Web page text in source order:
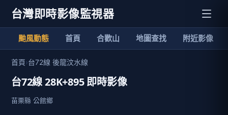
台灣即時影像監視器
颱風動態 首頁 合歡山 地圖查找 附近影像
首頁›台72線 後龍汶水線
台72線 28K+895 即時影像
苗栗縣 公館鄉